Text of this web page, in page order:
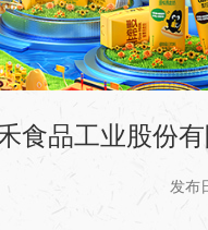
食品工业股份
发布